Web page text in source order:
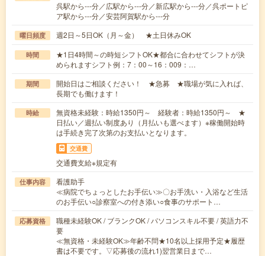
呉駅から---分／広駅から---分／新広駅から---分／呉ポートピ
ア駅から---分／安芸阿賀駅から---分
曜日頻度 週2日～5日OK（月～金） ★土日休みOK
時間
★1日4時間～の時短シフトOK★都合に合わせてシフトが決
められますシフト例：7：00～16：009：…
期間
開始日はご相談ください！ ★急募 ★職場が気に入れば、
長期でも働けます！
時給
無資格未経験：時給1350円～ 経験者：時給1350円～ ★
日払い／週払い制度あり（月払いも選べます）※稼働開始時
は手続き完了次第のお支払いとなります。
交通費
交通費支給※規定有
仕事内容
看護助手
≪病院でちょっとしたお手伝い≫〇お手洗い・入浴など生活
のお手伝い○診察室への付き添い○食事のサポート…
応募資格
職種未経験OK / ブランクOK / パソコンスキル不要 / 英語力不
要
≪無資格・未経験OK≫年齢不問★10名以上採用予定★履歴
書は不要です。▽応募後の流れ1)翌営業日まで…